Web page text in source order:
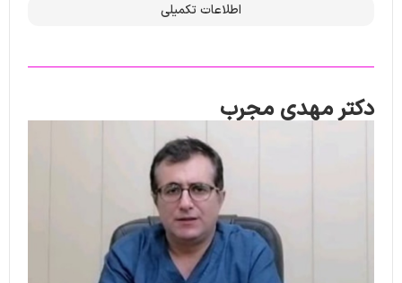
اطلاعات تکمیلی
دکتر مهدی مجرب